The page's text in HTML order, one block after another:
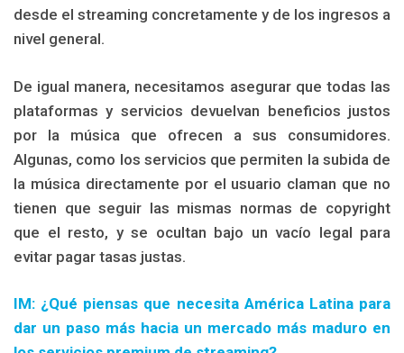
desde el streaming concretamente y de los ingresos a
nivel general.
De igual manera, necesitamos asegurar que todas las
plataformas y servicios devuelvan beneficios justos
por la música que ofrecen a sus consumidores.
Algunas, como los servicios que permiten la subida de
la música directamente por el usuario claman que no
tienen que seguir las mismas normas de copyright
que el resto, y se ocultan bajo un vacío legal para
evitar pagar tasas justas.
IM: ¿Qué piensas que necesita América Latina para
dar un paso más hacia un mercado más maduro en